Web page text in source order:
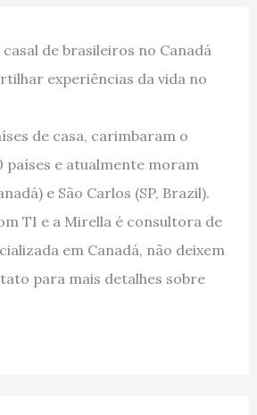
de brasileiros no Canadá
experiências da vida no
de casa, carimbaram o
países e atualmente moram
e São Carlos (SP, Brazil).
TI e a Mirella é consultora de
em Canadá, não deixem
para mais detalhes sobre